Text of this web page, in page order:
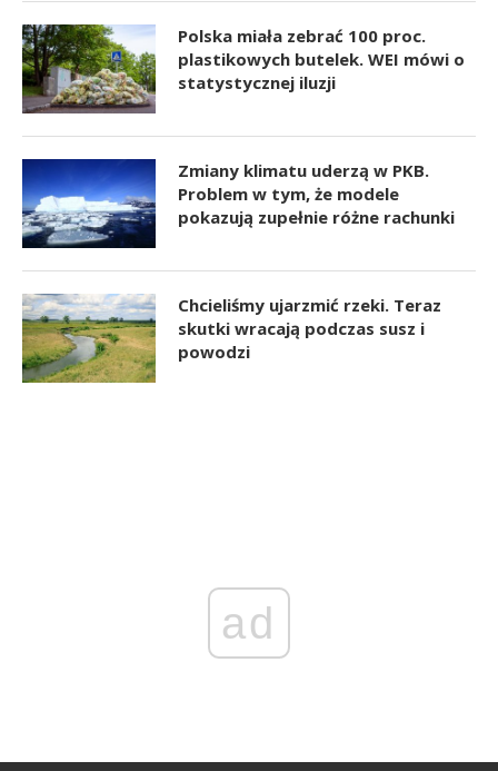
Polska miała zebrać 100 proc.
plastikowych butelek. WEI mówi o
statystycznej iluzji
Zmiany klimatu uderzą w PKB.
Problem w tym, że modele
pokazują zupełnie różne rachunki
Chcieliśmy ujarzmić rzeki. Teraz
skutki wracają podczas susz i
powodzi
ad